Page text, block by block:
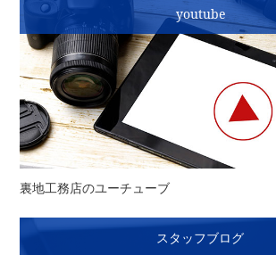
youtube
裏地工務店のユーチューブ
スタッフブログ